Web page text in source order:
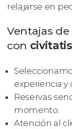
relajarse en
Ventajas
con civitatis
experiencia y
Reservas
momento.
Atención al